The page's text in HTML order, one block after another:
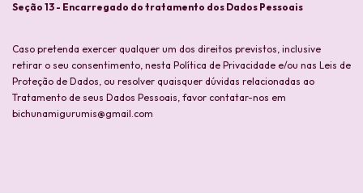
Seção 13 - Encarregado do tratamento dos Dados Pessoais
Caso pretenda exercer qualquer um dos direitos previstos, inclusive
retirar o seu consentimento, nesta Política de Privacidade e/ou nas Leis de
Proteção de Dados, ou resolver quaisquer dúvidas relacionadas ao
Tratamento de seus Dados Pessoais, favor contatar-nos em
bichunamigurumis@gmail.com